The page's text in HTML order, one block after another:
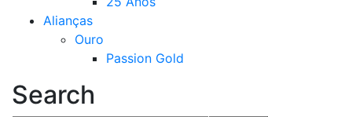
Alianças
Ouro
Passion Gold
Search